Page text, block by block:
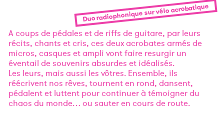
Duo radiophonique sur vélo acrobatique
A coups de pédales et de riffs de guitare, par leurs
récits, chants et cris, ces deux acrobates armés de
micros, casques et ampli vont faire resurgir un
éventail de souvenirs absurdes et idéalisés.
Les leurs, mais aussi les vôtres. Ensemble, ils
réécrivent nos rêves, tournent en rond, dansent,
pédalent et luttent pour continuer à témoigner du
chaos du monde… ou sauter en cours de route.